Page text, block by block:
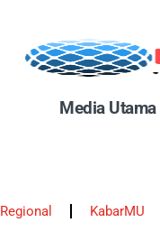
Media
Regional KabarMU